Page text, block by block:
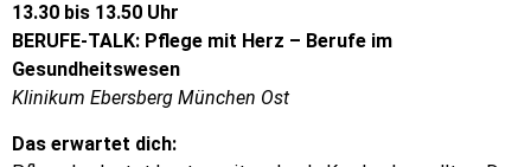
13.30 bis 13.50 Uhr
BERUFE-TALK: Pflege mit Herz – Berufe im
Gesundheitswesen
Klinikum Ebersberg München Ost
Das erwartet dich: